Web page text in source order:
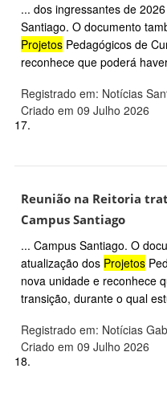
... dos ingressantes de
Santiago. O documento
Projetos Pedagógicos de
reconhece que poderá
Registrado em: Notícias
Criado em 09 Julho 2026
17.
Reunião na Reitoria
Campus Santiago
... Campus Santiago. O
atualização dos Projetos
nova unidade e reconhece
transição, durante o qual
Registrado em: Notícias
Criado em 09 Julho 2026
18.